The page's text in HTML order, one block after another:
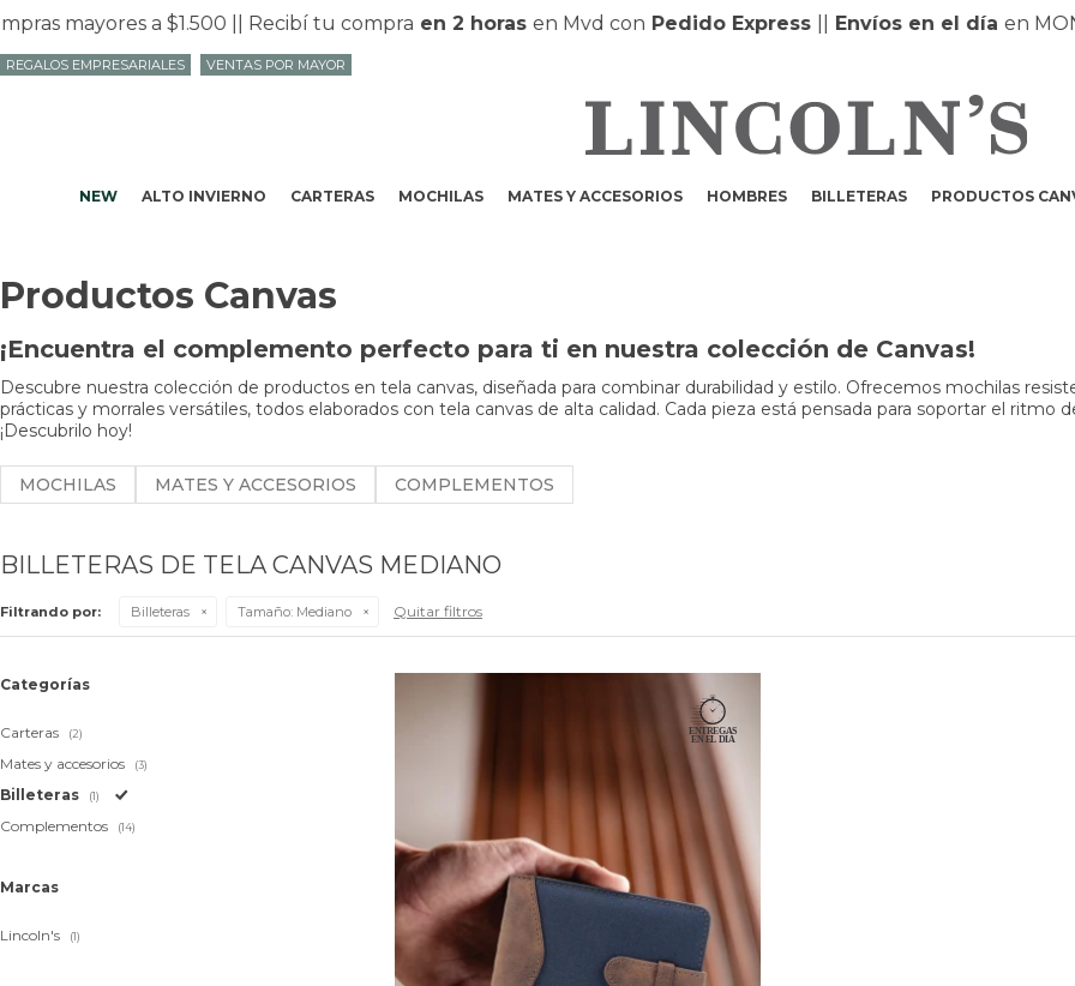
mayores a $1.500 || Recibí tu compraen 2 horasen Mvd conPedido Express||Envíos en el díaen
NEW ALTO INVIERNO CARTERAS MOCHILAS MATES Y ACCESORIOS HOMBRES BILLETERAS PRODUCTOS
REGALOS EMPRESARIALES VENTAS POR MAYOR
Productos Canvas
¡Encuentra el complemento perfecto para ti en nuestra colección de Canvas!
Descubre nuestra colección de productos en tela canvas, diseñada para combinar durabilidad y estilo. Ofrecemos mochilas
prácticas y morrales versátiles, todos elaborados con tela canvas de alta calidad. Cada pieza está pensada para soportar el
¡Descubrilo hoy!
MOCHILAS MATES Y ACCESORIOS COMPLEMENTOS
BILLETERAS DE TELA CANVAS MEDIANO
Filtrando por: Billeteras Tamaño: Mediano Quitar filtros
Categorías
Carteras (2)
Mates y accesorios (3)
Billeteras (1)
Complementos (14)
Marcas
Lincoln's (1)